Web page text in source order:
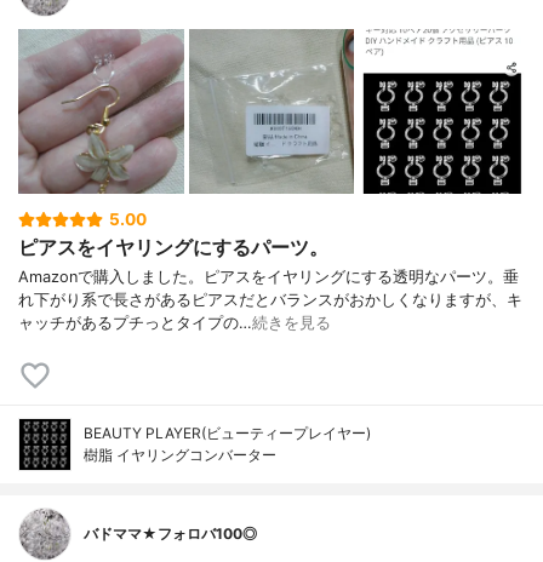
5.00
ピアスをイヤリングにするパーツ。
Amazonで購入しました。ピアスをイヤリングにする透明なパーツ。垂
れ下がり系で長さがあるピアスだとバランスがおかしくなりますが、キ
ャッチがあるプチっとタイプの…続きを見る
BEAUTY PLAYER(ビューティープレイヤー)
樹脂 イヤリングコンバーター
バドママ★フォロバ100◎